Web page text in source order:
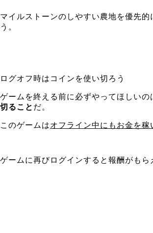
マイルストーンのしやすい農地を優先的
う。
ログオフ時はコインを使い切ろう
ゲームを終える前に必ずやってほしいの
切ること だ。
このゲームはオフライン中にもお金を稼
ゲームに再びログインすると報酬がもら